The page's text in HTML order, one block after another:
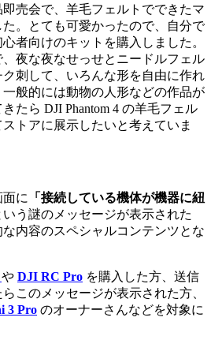
売会で、羊毛フェルトでできたマ
。とても可愛かったので、自分で
者向けのキットを購入しました。
夜な夜なせっせとニードルフェル
ク刺して、いろんな形を自由に作れ
般的には動物の人形などの作品が
たら DJI Phantom 4 の羊毛フェル
トアに展示したいと考えていま
に
「接続している機体が機器に紐
いう謎のメッセージが表示された
内容のスペシャルコンテンツとな
や DJI RC Pro を購入した方、送信
このメッセージが表示された方、
3 Pro のオーナーさんなどを対象に